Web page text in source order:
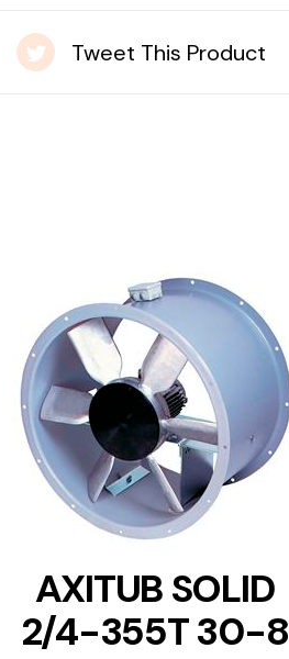
Tweet This Product
DETAILS
AXITUB SOLID
2/4-355T 30-8